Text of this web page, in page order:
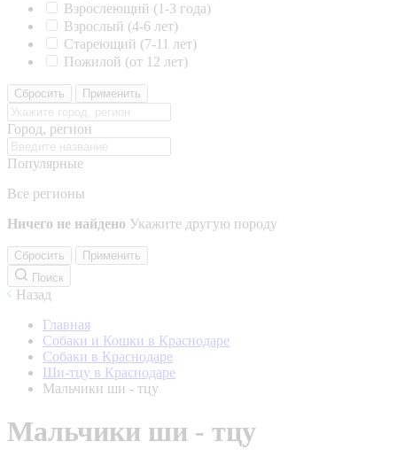
Взрослеющий (1-3 года)
Взрослый (4-6 лет)
Стареющий (7-11 лет)
Пожилой (от 12 лет)
Сбросить Применить
Город, регион
Популярные
Все регионы
Ничего не найдено Укажите другую породу
Сбросить
Применить
Поиск
Назад
Главная
Собаки и Кошки в Краснодаре
Собаки в Краснодаре
Ши-тцу в Краснодаре
Мальчики ши - тцу
Мальчики ши - тцу